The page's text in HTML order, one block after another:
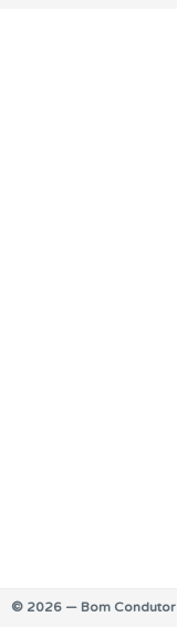
© 2026 — Bom Condutor